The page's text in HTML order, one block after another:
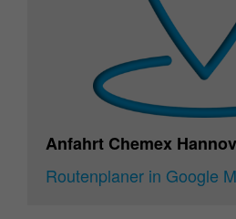
Anfahrt Chemex
Routenplaner in Google